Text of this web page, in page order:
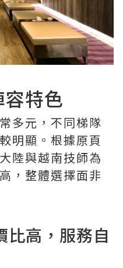
特色
多元，不同梯隊
明顯。根據原頁
陸與越南技師為
，整體選擇面非
比高，服務自